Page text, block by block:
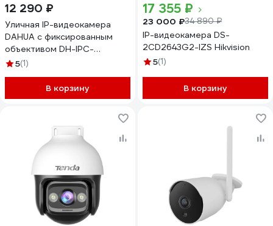
12 290 ₽
Уличная IP-видеокамера
DAHUA с фиксированным
объективом DH-IPC-
HFW2449SP-S-IL-0360B
5(1)
В корзину
17 355 ₽
23 000 ₽34 890 ₽
IP-видеокамера DS-
2CD2643G2-IZS Hikvision
5(1)
В корзину